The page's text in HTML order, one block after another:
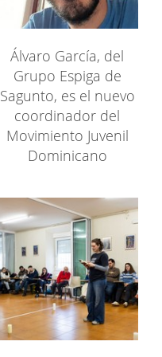
Álvaro García, del
Grupo Espiga de
Sagunto, es el nuevo
coordinador del
Movimiento Juvenil
Dominicano